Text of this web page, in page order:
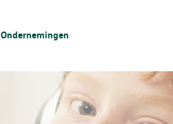
Ondernemingen